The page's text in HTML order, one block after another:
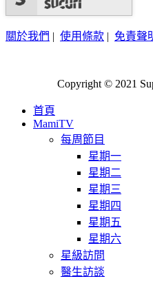
關於我們 | 使用條款 | 免責聲
Copyright © 2021
首頁
MamiTV
每周節目
星期一
星期二
星期三
星期四
星期五
星期六
星級訪問
醫生訪談